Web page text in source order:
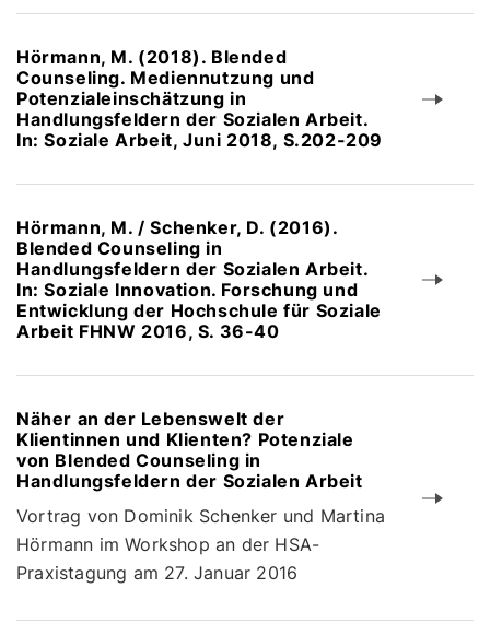
Hörmann, M. (2018). Blended
Counseling. Mediennutzung und
Potenzialeinschätzung in
Handlungsfeldern der Sozialen Arbeit.
In: Soziale Arbeit, Juni 2018, S.202-209
Hörmann, M. / Schenker, D. (2016).
Blended Counseling in
Handlungsfeldern der Sozialen Arbeit.
In: Soziale Innovation. Forschung und
Entwicklung der Hochschule für Soziale
Arbeit FHNW 2016, S. 36-40
Näher an der Lebenswelt der
Klientinnen und Klienten? Potenziale
von Blended Counseling in
Handlungsfeldern der Sozialen Arbeit
Vortrag von Dominik Schenker und Martina
Hörmann im Workshop an der HSA-
Praxistagung am 27. Januar 2016